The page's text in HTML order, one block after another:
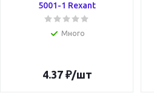
5001-1 Rexant
Много
4.37₽/шт